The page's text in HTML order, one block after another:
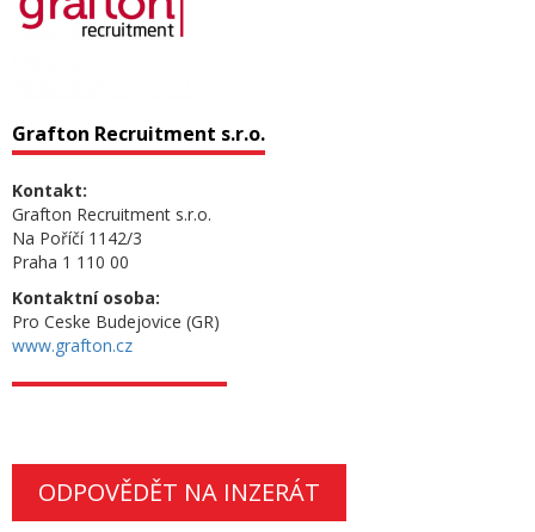
Grafton Recruitment s.r.o.
Kontakt:
Grafton Recruitment s.r.o.
Na Poříčí 1142/3
Praha 1 110 00
Kontaktní osoba:
Pro Ceske Budejovice (GR)
www.grafton.cz
ODPOVĚDĚT NA INZERÁT